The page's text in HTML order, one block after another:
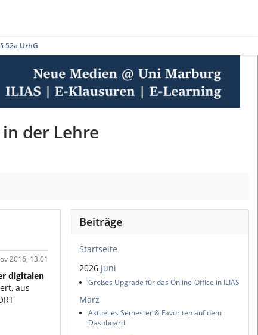
52a UrhG
der Lehre
2016, 13:01
digitalen
aus
Beiträge
Startseite
2026 Juni
Großes Upgrade für das Online-Office in ILIAS
März
Aktuelles Semester & Favoriten auf dem
Dashboard